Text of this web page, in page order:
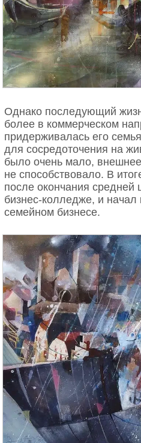
Однако последующий
более в коммерческом
придерживалась его
для сосредоточения на
было очень мало,
не способствовало. В
после окончания средней
бизнес-колледже, и начал
семейном бизнесе.